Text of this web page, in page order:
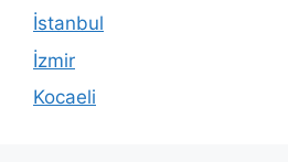
İstanbul
İzmir
Kocaeli